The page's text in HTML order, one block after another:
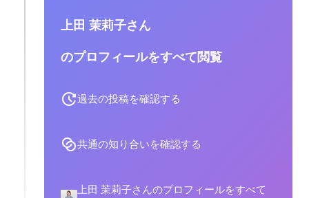
上田 茉莉子さん
のプロフィールをすべて閲覧
過去の投稿を確認する
共通の知り合いを確認する
上田 茉莉子さんのプロフィールをすべて